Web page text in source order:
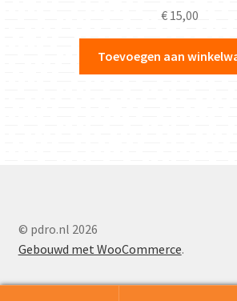
€15,00
Toevoegen aan
© pdro.nl 2026
Gebouwd met WooCommerce.